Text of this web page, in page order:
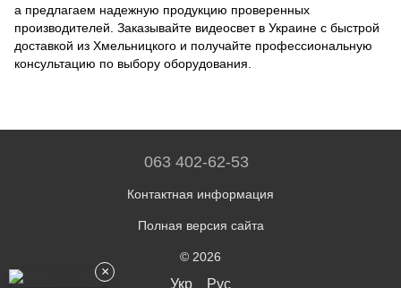
а предлагаем надежную продукцию проверенных
производителей. Заказывайте видеосвет в Украине с быстрой
доставкой из Хмельницкого и получайте профессиональную
консультацию по выбору оборудования.
063 402-62-53
Контактная информация
Полная версия сайта
© 2026
Укр Рус
×